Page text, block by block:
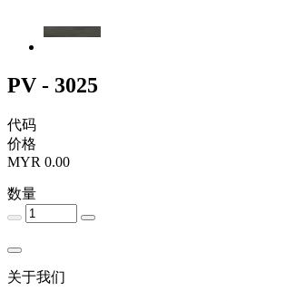
PV - 3025
代码
价格
MYR 0.00
数量
关于我们